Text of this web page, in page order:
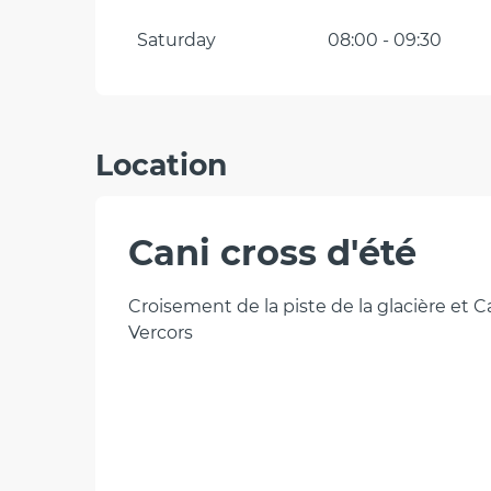
Saturday 08:00 - 09:30
Location
Cani cross d'été
Croisement de la piste de la glacière et
Vercors